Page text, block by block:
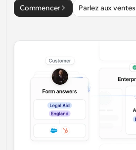
Commencer Parlez aux ventes